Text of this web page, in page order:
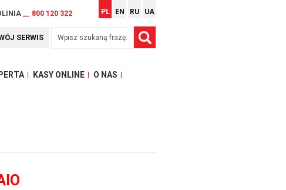
__ 800 120 322 PL EN RU UA
SERWIS
KASY ONLINE O NAS